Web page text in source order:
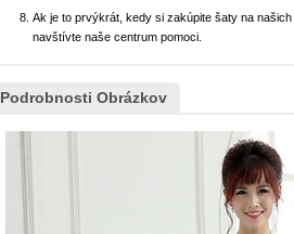
Ak je to prvýkrát, kedy si zakúpite šaty na
navštívte naše centrum pomoci.
Podrobnosti Obrázkov